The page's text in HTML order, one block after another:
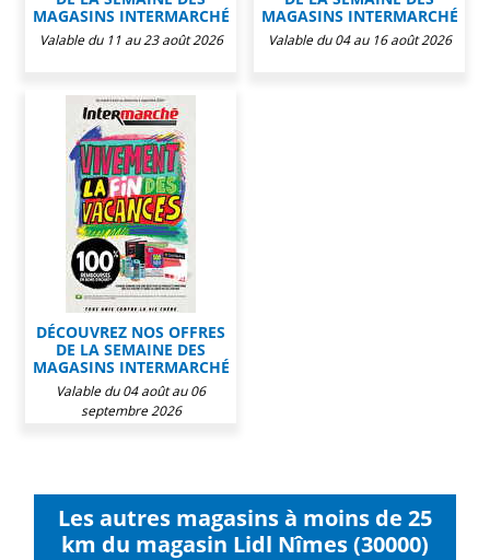
MAGASINS INTERMARCHÉ
Valable du 11 au 23 août 2026
MAGASINS INTERMARCHÉ
Valable du 04 au 16 août 2026
DÉCOUVREZ NOS OFFRES
DE LA SEMAINE DES
MAGASINS INTERMARCHÉ
Valable du 04 août au 06
septembre 2026
Les autres magasins à moins de 25
km du magasin Lidl Nîmes (30000)